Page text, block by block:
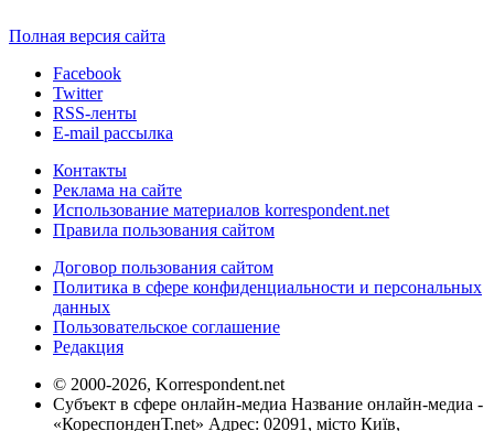
Полная версия сайта
Facebook
Twitter
RSS-ленты
E-mail рассылка
Контакты
Реклама на сайте
Использование материалов korrespondent.net
Правила пользования сайтом
Договор пользования сайтом
Политика в сфере конфиденциальности и персональных
данных
Пользовательское соглашение
Редакция
© 2000-2026, Korrespondent.net
Субъект в сфере онлайн-медиа Название онлайн-медиа -
«КореспонденТ.net» Адрес: 02091, місто Київ,